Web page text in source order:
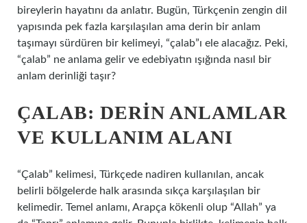
bireylerin hayatını da anlatır. Bugün, Türkçenin zengin dil
yapısında pek fazla karşılaşılan ama derin bir anlam
taşımayı sürdüren bir kelimeyi, “çalab”ı ele alacağız. Peki,
“çalab” ne anlama gelir ve edebiyatın ışığında nasıl bir
anlam derinliği taşır?
ÇALAB: DERIN ANLAMLAR
VE KULLANIM ALANI
“Çalab” kelimesi, Türkçede nadiren kullanılan, ancak
belirli bölgelerde halk arasında sıkça karşılaşılan bir
kelimedir. Temel anlamı, Arapça kökenli olup “Allah” ya